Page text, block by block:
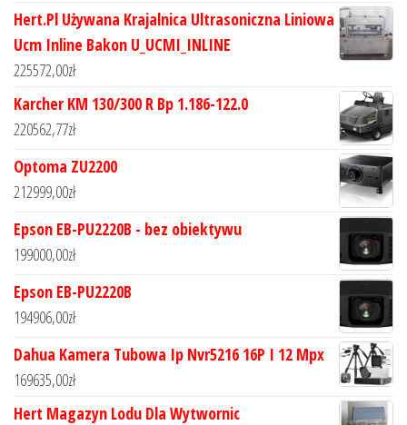
Hert.Pl Używana Krajalnica Ultrasoniczna Liniowa
Ucm Inline Bakon U_UCMI_INLINE
225572,00zł
Karcher KM 130/300 R Bp 1.186-122.0
220562,77zł
Optoma ZU2200
212999,00zł
Epson EB-PU2220B - bez obiektywu
199000,00zł
Epson EB-PU2220B
194906,00zł
Dahua Kamera Tubowa Ip Nvr5216 16P I 12 Mpx
169635,00zł
Hert Magazyn Lodu Dla Wytwornic